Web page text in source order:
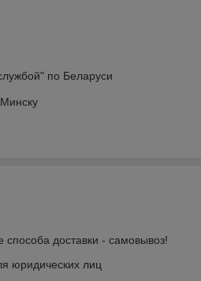
по Беларуси
доставки - самовывоз!
юридических лиц